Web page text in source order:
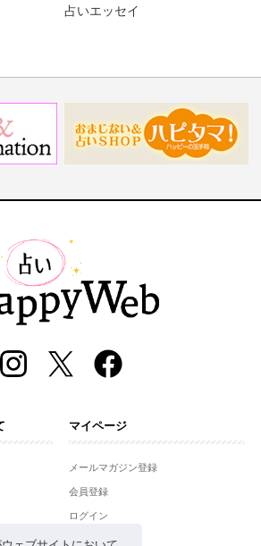
占いエッセイ
マイページ
メールマガジン登録
会員登録
ログイン